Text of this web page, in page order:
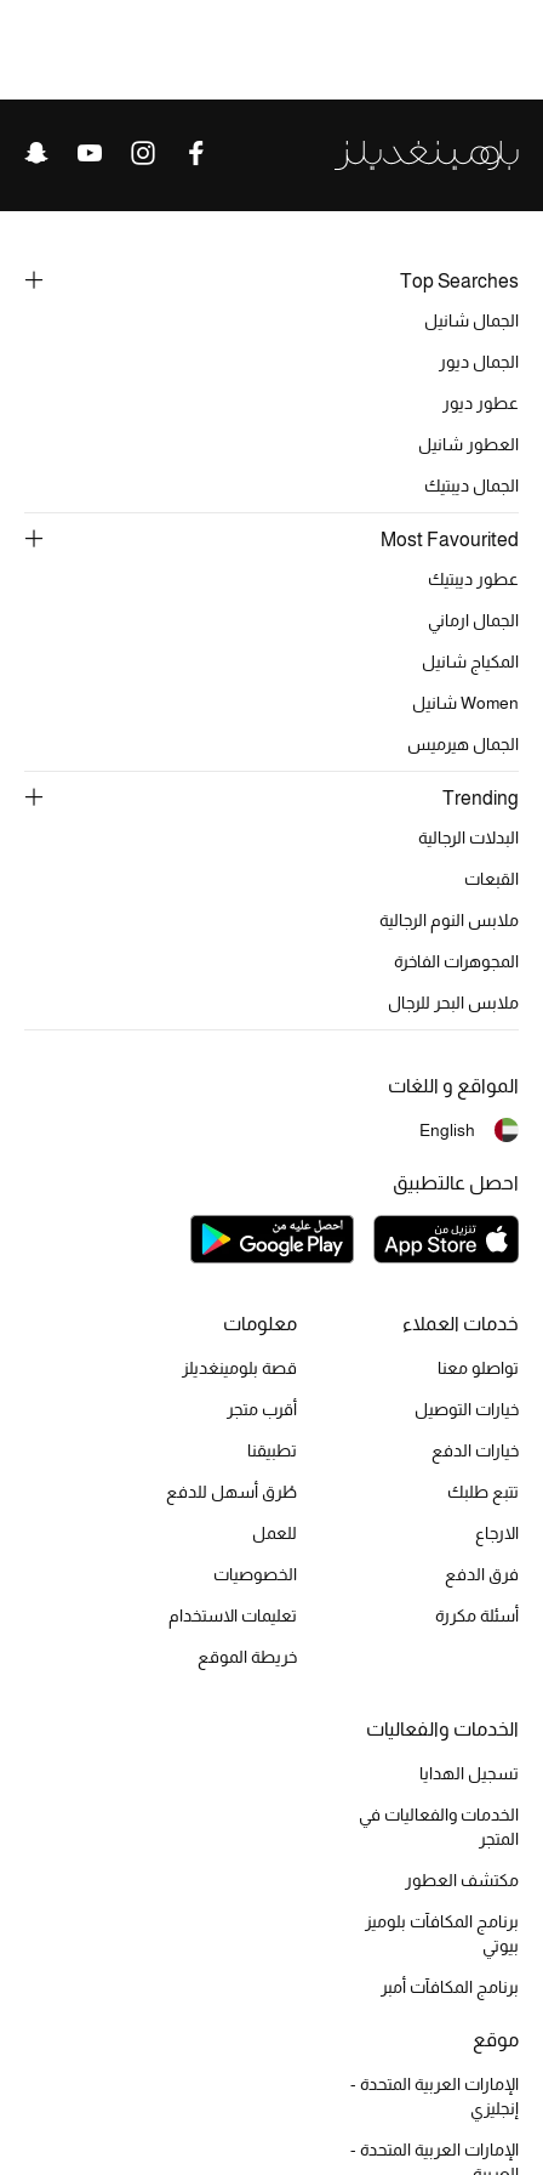
الموسم الجديد
الحقائب النسائية
دليل ملتزمات الحقائب
حقائب رجالية
أبرز المصممين
أبرز الحقائب
تسوقوا الحقائب
أحذية النسائية
تشكيلة الأحذية
أحذية للأطفال
أحذية مختارة
تسوقوا الأحذية
الجمال
جميع مستحضرات الجمال
الجديد في عالم الجمال
العطور
مكتشف العطور
مستحضرات العناية
مستحضرات الاستحمام والعناية بالجسم
العناية بالشعر
الصحة والعافية
هدايا
مجموعة الجمال
الجمال في بلوميز
Top Searches
الجمال شانيل
الجمال ديور
عطور ديور
العطور شانيل
الجمال ديبتيك
Most Favourited
عطور ديبتيك
الجمال ارماني
المكياج شانيل
Women شانيل
الجمال هيرميس
Trending
البدلات الرجالية
القبعات
ملابس النوم الرجالية
المجوهرات الفاخرة
ملابس البحر للرجال
خدمات العملاء
تواصلو معنا
خيارات التوصيل
خيارات الدفع
تتبع طلبك
الارجاع
فرق الدفع
أسئلة مكررة
معلومات
قصة بلومينغديلز
أقرب متجر
تطبيقنا
طُرق أسهل للدفع
للعمل
الخصوصيات
تعليمات الاستخدام
خريطة الموقع
الخدمات والفعاليات
تسجيل الهدايا
الخدمات والفعاليات في
المتجر
مكتشف العطور
برنامج المكافآت بلوميز
بيوتي
برنامج المكافآت أمبر
موقع
الإمارات العربية المتحدة -
إنجليزي
الإمارات العربية المتحدة -
المواقع و اللغات
English
احصل عالتطبيق